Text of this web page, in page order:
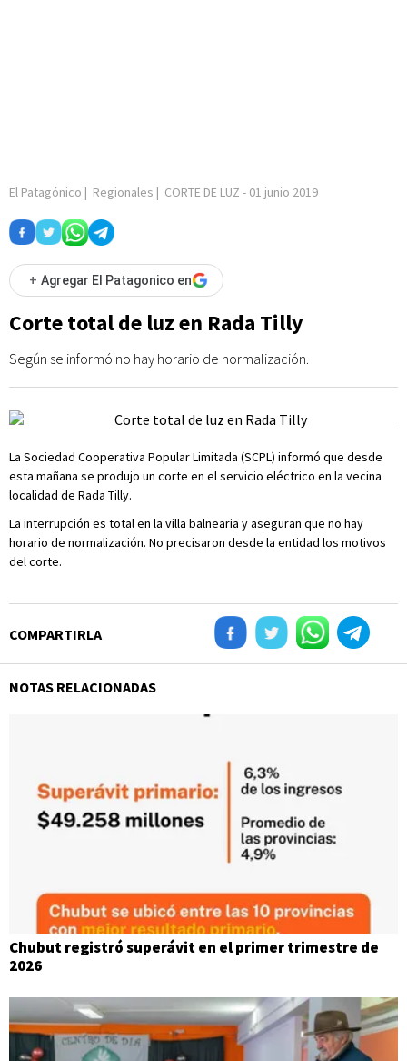
El Patagónico | Regionales | CORTE DE LUZ - 01 junio 2019
+ Agregar El Patagonico en
Corte total de luz en Rada Tilly
Según se informó no hay horario de normalización.
La Sociedad Cooperativa Popular Limitada (SCPL) informó que desde
esta mañana se produjo un corte en el servicio eléctrico en la vecina
localidad de Rada Tilly.
La interrupción es total en la villa balnearia y aseguran que no hay
horario de normalización. No precisaron desde la entidad los motivos
del corte.
COMPARTIRLA
NOTAS RELACIONADAS
Chubut registró superávit en el primer trimestre de
2026